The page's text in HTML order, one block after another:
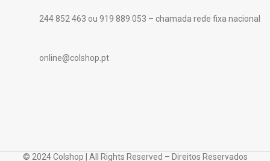
244 852 463 ou 919 889 053 – chamada rede fixa nacional
online@colshop.pt
© 2024 Colshop | All Rights Reserved – Direitos Reservados